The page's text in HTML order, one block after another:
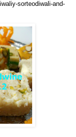
sorteodiwali-and-